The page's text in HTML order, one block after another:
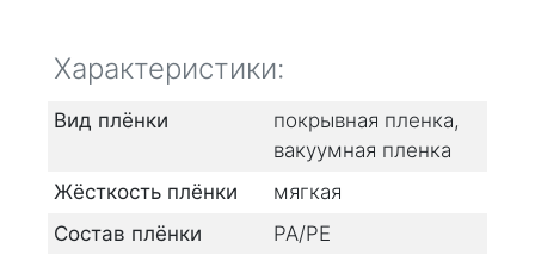
Характеристики:
Вид плёнки
покрывная пленка,
вакуумная пленка
Жёсткость плёнки
мягкая
Состав плёнки
PA/PE